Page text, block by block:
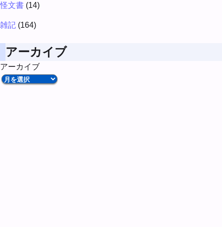
怪文書 (14)
雑記 (164)
アーカイブ
アーカイブ